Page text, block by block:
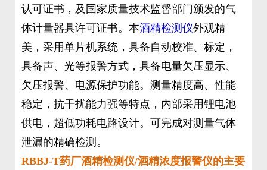
认可证书，及国家质量技术监督部门颁发的气
体计量器具许可证书。本酒精检测仪外观精
美，采用单片机系统，具备自动校准、标定，
具备声、光等报警方式，具备电量欠压显示、
欠压报警、电源保护功能。测量精度高、性能
稳定，抗干扰能力强等特点，内部采用锂电池
供电，超低功耗电路设计。可完成对测量气体
泄漏的精确检测。
RBBJ-T药厂酒精检测仪/酒精浓度报警仪的主要